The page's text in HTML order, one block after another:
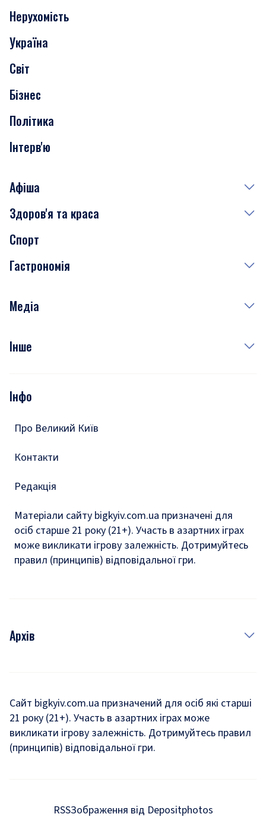
Події
Скандали
Нерухомість
Транспорт
Нерухомість
Україна
Світ
Бізнес
Політика
Інтерв'ю
Афіша
Сьогодні
Завтра
Субота
Здоров'я та краса
Медицина
Краса
Спорт
Гастрономія
Рецепти
Медіа
Фото
Подкасти
Інше
Тести
Інфо
Про Великий Київ
Контакти
Редакція
Матеріали сайту bigkyiv.com.ua призначені для
осіб старше 21 року (21+). Участь в азартних іграх
може викликати ігрову залежність. Дотримуйтесь
правил (принципів) відповідальної гри.
Архів
Комуналка
Хроніки війни
Сайт bigkyiv.com.ua призначений для осіб які старші
21 року (21+). Участь в азартних іграх може
викликати ігрову залежність. Дотримуйтесь правил
(принципів) відповідальної гри.
RSSЗображення від Depositphotos